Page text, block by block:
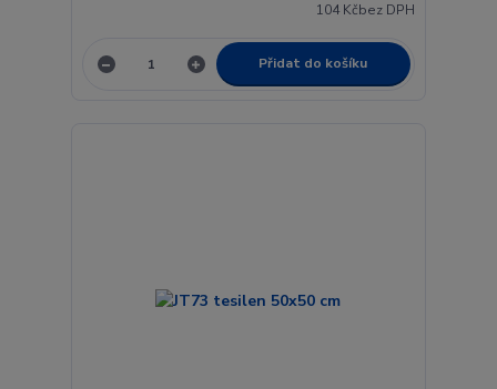
104 Kčbez DPH
Přidat do košíku